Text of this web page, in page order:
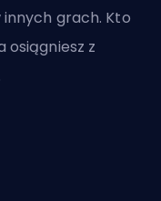
innych grach. Kto
osiągniesz z